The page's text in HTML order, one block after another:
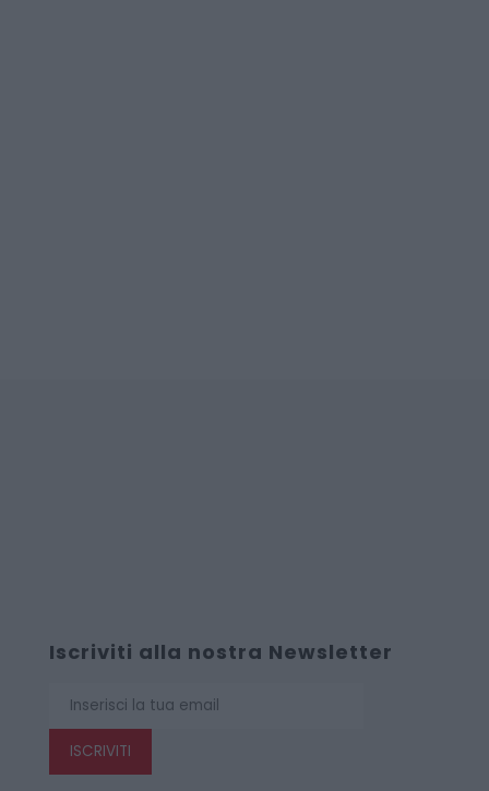
Iscriviti alla nostra Newsletter
ISCRIVITI